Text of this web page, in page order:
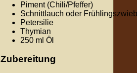
Piment (Chili/Pfeffer)
Schnittlauch oder
Petersilie
Thymian
250 ml Öl
Zubereitung